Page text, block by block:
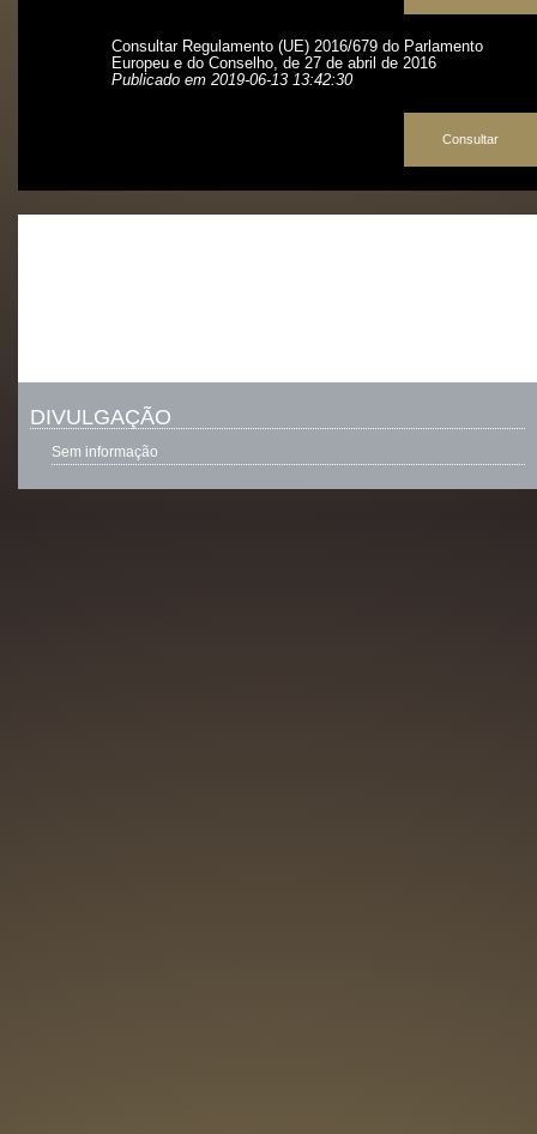
Consultar Regulamento (UE) 2016/679 do Parlamento
Europeu e do Conselho, de 27 de abril de 2016
Publicado em 2019-06-13 13:42:30
Consultar
DIVULGAÇÃO
Sem informação